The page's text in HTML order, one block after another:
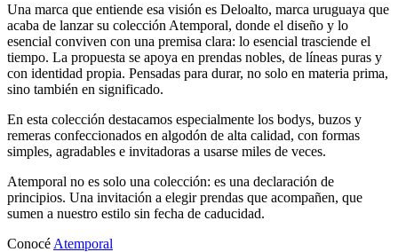
Una marca que entiende esa visión es Deloalto, marca uruguaya que
acaba de lanzar su colección Atemporal, donde el diseño y lo
esencial conviven con una premisa clara: lo esencial trasciende el
tiempo. La propuesta se apoya en prendas nobles, de líneas puras y
con identidad propia. Pensadas para durar, no solo en materia prima,
sino también en significado.
En esta colección destacamos especialmente los bodys, buzos y
remeras confeccionados en algodón de alta calidad, con formas
simples, agradables e invitadoras a usarse miles de veces.
Atemporal no es solo una colección: es una declaración de
principios. Una invitación a elegir prendas que acompañen, que
sumen a nuestro estilo sin fecha de caducidad.
Conocé Atemporal